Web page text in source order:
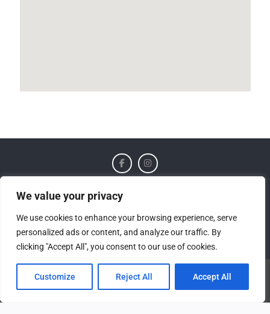
We value your privacy
We use cookies to enhance your browsing experience, serve
personalized ads or content, and analyze our traffic. By
clicking "Accept All", you consent to our use of cookies.
Customize Reject All Accept All
Home Trekking
Chi siamo
Contatti
Gite Scolastiche
Incoming Ecoturismo
2024©Copyright by Toscana Trekking. All rights reserved